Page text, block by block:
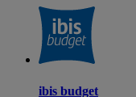
ibis budget